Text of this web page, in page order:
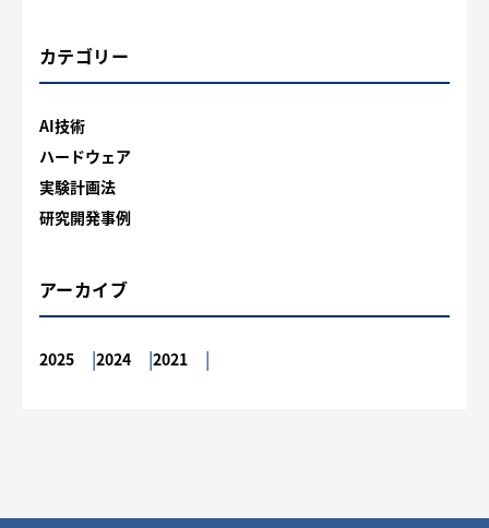
カテゴリー
AI技術
ハードウェア
実験計画法
研究開発事例
アーカイブ
2025 2024 2021